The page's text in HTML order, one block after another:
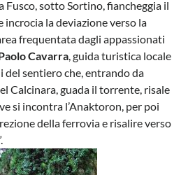
Fusco, sotto Sortino, fiancheggia il
incrocia la deviazione verso la
frequentata dagli appassionati
Cavarra, guida turistica locale
del sentiero che, entrando da
Calcinara, guada il torrente, risale
si incontra l’Anaktoron, per poi
della ferrovia e risalire verso